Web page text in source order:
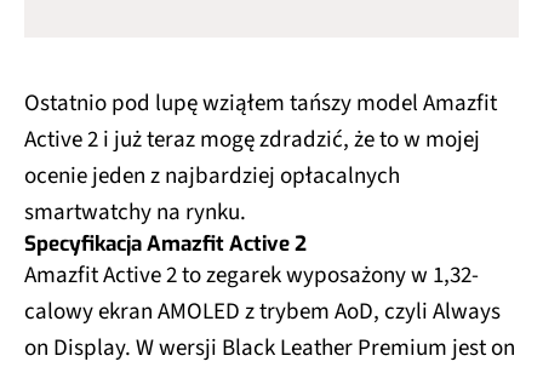
Ostatnio pod lupę wziąłem tańszy model Amazfit
Active 2 i już teraz mogę zdradzić, że to w mojej
ocenie jeden z najbardziej opłacalnych
smartwatchy na rynku.
Specyfikacja Amazfit Active 2
Amazfit Active 2 to zegarek wyposażony w 1,32-
calowy ekran AMOLED z trybem AoD, czyli Always
on Display. W wersji Black Leather Premium jest on